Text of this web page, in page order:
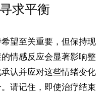
求平衡
望至关重要，但保持现
情感反应会显著影响整
认并应对这些情绪变化
请记住，即使治疗结束